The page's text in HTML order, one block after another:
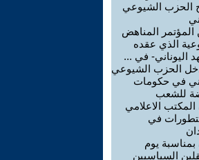
الحزب الشيوعي
المؤتمر المناهض
الذي عقده
اليوناني- في ...
الحزب الشيوعي
في حكومات
للشعب
المكتب الاعلامي
في
بمناسبة يوم
السياسيين